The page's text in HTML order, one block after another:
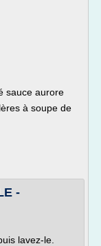
sauce aurore
à soupe de
-
lavez-le.